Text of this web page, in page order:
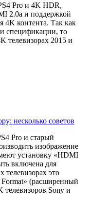
Pro и 4K HDR,
2.0a и поддержкой
4K контента. Так как
спецификации, то
телевизорах 2015 и
несколько советов
Pro и старый
изображение
установку «HDMI
включена для
телевизорах это
(расширенный
Sony и